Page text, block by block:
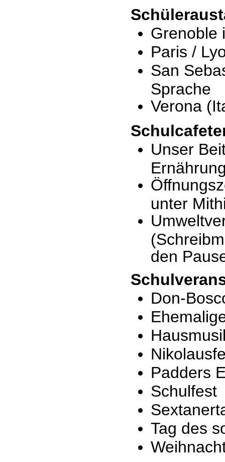
Grenoble
Paris /
San
Sprache
Verona
Unser
unter
den
Don-
Padders
Schulfest
Tag des